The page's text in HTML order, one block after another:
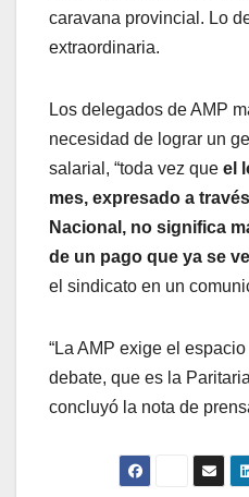
caravana provincial. Lo
extraordinaria.
Los delegados de AMP
necesidad de lograr un
salarial, “toda vez que el
mes, expresado a
Nacional, no significa
de un pago que ya se
el sindicato en un
“La AMP exige el
debate, que es la
concluyó la nota de